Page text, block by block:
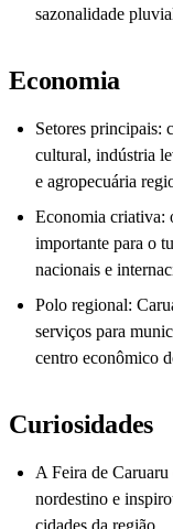
sazonalidade
Economia
Setores principais:
cultural, indústria
e agropecuária
Economia criativa:
importante para o
nacionais e
Polo regional:
serviços para
centro econômico
Curiosidades
A Feira de
nordestino e